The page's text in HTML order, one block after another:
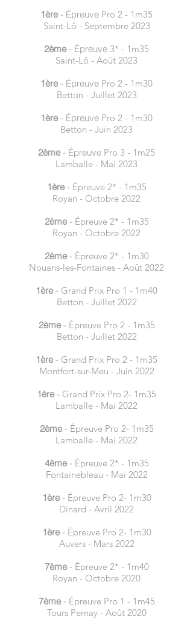
1ère- Épreuve Pro 2 - 1m35
Saint-Lô - Septembre 2023
2ème- Épreuve 3* - 1m35
Saint-Lô - Août 2023
1ère- Épreuve Pro 2 - 1m30
Betton - Juillet 2023
1ère- Épreuve Pro 2 - 1m30
Betton - Juin 2023
2ème- Épreuve Pro 3 - 1m25
Lamballe - Mai 2023
1ère- Épreuve 2* - 1m35
Royan - Octobre 2022
2ème- Épreuve 2* - 1m35
Royan - Octobre 2022
2ème- Épreuve 2* - 1m30
Nouans-les-Fontaines - Août 2022
1ère- Grand Prix Pro 1 - 1m40
Betton - Juillet 2022
2ème- Épreuve Pro 2 - 1m35
Betton - Juillet 2022
1ère- Grand Prix Pro 2 - 1m35
Montfort-sur-Meu - Juin 2022
1ère- Grand Prix Pro 2- 1m35
Lamballe - Mai 2022
2ème- Épreuve Pro 2- 1m35
Lamballe - Mai 2022
4ème- Épreuve 2* - 1m35
Fontainebleau - Mai 2022
1ère- Épreuve Pro 2- 1m30
Dinard - Avril 2022
1ère- Épreuve Pro 2- 1m30
Auvers - Mars 2022
7ème- Épreuve 2* - 1m40
Royan - Octobre 2020
7ème- Épreuve Pro 1 - 1m45
Tours Pernay - Août 2020